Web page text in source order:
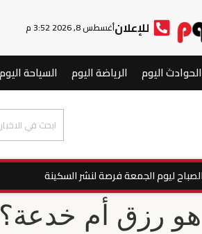
للإعلانأغسطس 8, 2026 3:52 م
الحوادث اليوم الرياضة اليوم السياحة اليوم
ليوم الجمعة فرصة لنشر السكينة
رزق أم خدعة؟